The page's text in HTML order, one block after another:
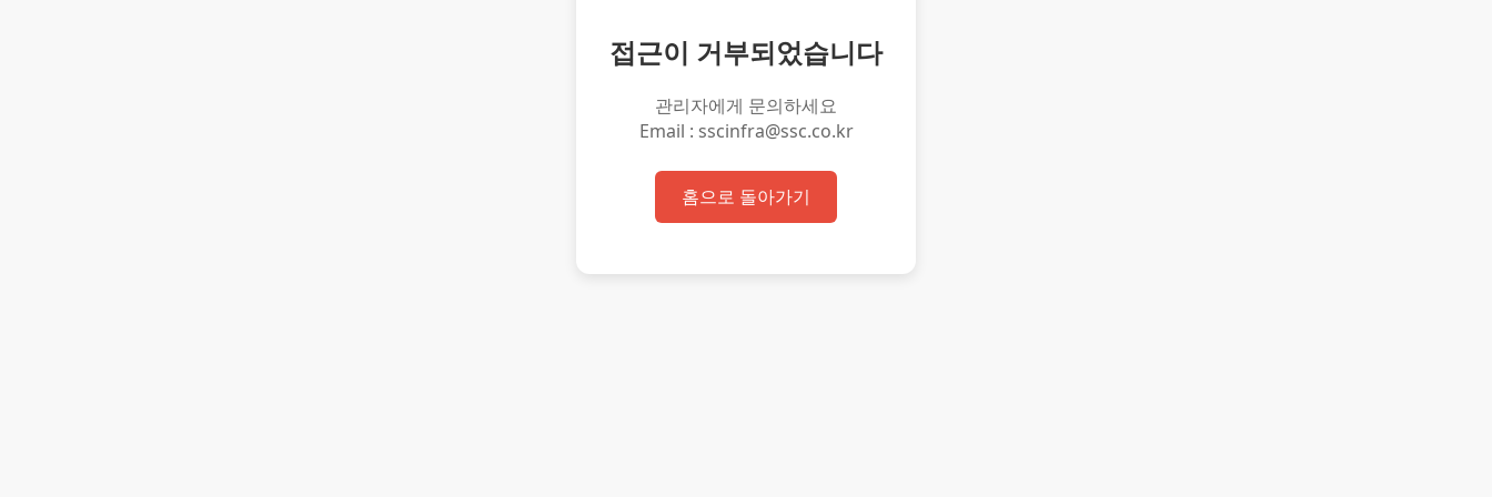
접근이 거부되었습니다
관리자에게 문의하세요
Email : sscinfra@ssc.co.kr
홈으로 돌아가기